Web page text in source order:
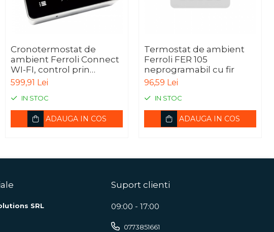
Cronotermostat de
ambient Ferroli Connect
WI-FI, control prin
internet, programabil -
013011XA
599,91 Lei
IN STOC
ADAUGA IN COS
Termostat de ambient
Ferroli FER 105
neprogramabil cu fir
96,59 Lei
IN STOC
ADAUGA IN COS
SRL
Suport clienti
09:00 - 17:00
0773851661